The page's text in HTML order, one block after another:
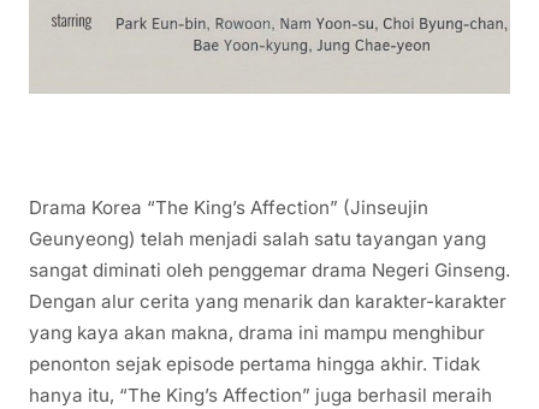
Drama Korea “The King’s Affection” (Jinseujin
Geunyeong) telah menjadi salah satu tayangan yang
sangat diminati oleh penggemar drama Negeri Ginseng.
Dengan alur cerita yang menarik dan karakter-karakter
yang kaya akan makna, drama ini mampu menghibur
penonton sejak episode pertama hingga akhir. Tidak
hanya itu, “The King’s Affection” juga berhasil meraih